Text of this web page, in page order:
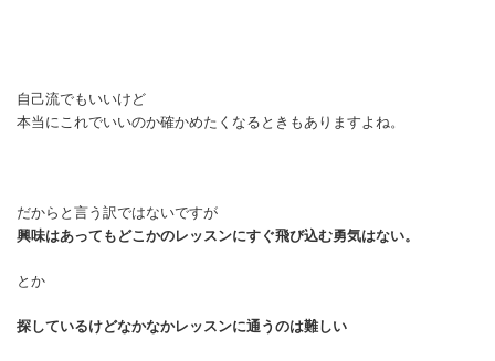
自己流でもいいけど
本当にこれでいいのか確かめたくなるときもありますよね。
だからと言う訳ではないですが
興味はあってもどこかのレッスンにすぐ飛び込む勇気はない。
とか
探しているけどなかなかレッスンに通うのは難しい